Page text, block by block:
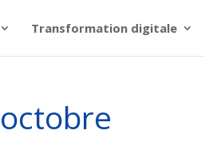
Transformation digitale